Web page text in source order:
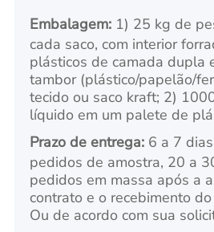
Embalagem: 1) 25 kg de
cada saco, com interior
plásticos de camada dupla
tambor (plástico/papelão/
tecido ou saco kraft; 2)
líquido em um palete de
Prazo de entrega: 6 a 7
pedidos de amostra, 20 a
pedidos em massa após a
contrato e o recebimento
Ou de acordo com sua